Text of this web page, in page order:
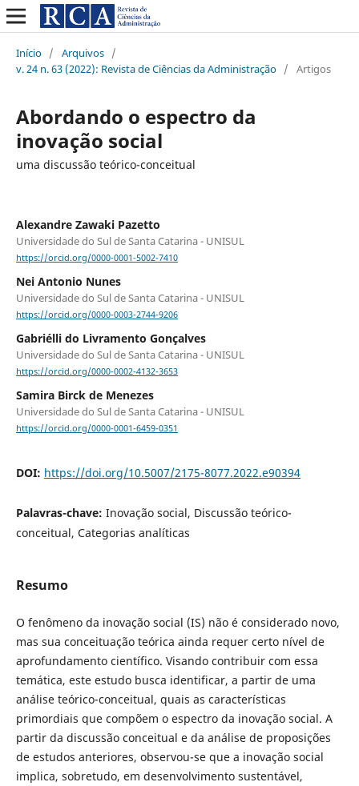
Início / Arquivos /
v. 24 n. 63 (2022): Revista de Ciências da Administração / Artigos
Abordando o espectro da
inovação social
uma discussão teórico-conceitual
Alexandre Zawaki Pazetto
Universidade do Sul de Santa Catarina - UNISUL
https://orcid.org/0000-0001-5002-7410
Nei Antonio Nunes
Universidade do Sul de Santa Catarina - UNISUL
https://orcid.org/0000-0003-2744-9206
Gabriélli do Livramento Gonçalves
Universidade do Sul de Santa Catarina - UNISUL
https://orcid.org/0000-0002-4132-3653
Samira Birck de Menezes
Universidade do Sul de Santa Catarina - UNISUL
https://orcid.org/0000-0001-6459-0351
DOI: https://doi.org/10.5007/2175-8077.2022.e90394
Palavras-chave: Inovação social, Discussão teórico-
conceitual, Categorias analíticas
Resumo
O fenômeno da inovação social (IS) não é considerado novo,
mas sua conceituação teórica ainda requer certo nível de
aprofundamento científico. Visando contribuir com essa
temática, este estudo busca identificar, a partir de uma
análise teórico-conceitual, quais as características
primordiais que compõem o espectro da inovação social. A
partir da discussão conceitual e da análise de proposições
de estudos anteriores, observou-se que a inovação social
implica, sobretudo, em desenvolvimento sustentável,